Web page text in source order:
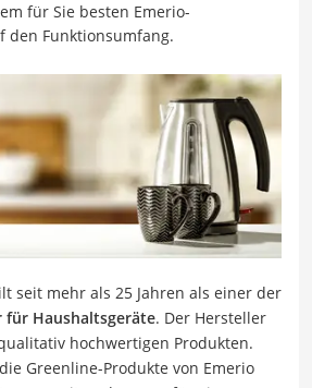
für Sie besten Emerio-
den Funktionsumfang.
seit mehr als 25 Jahren als einer der
Haushaltsgeräte. Der Hersteller
hochwertigen Produkten.
Greenline-Produkte von Emerio